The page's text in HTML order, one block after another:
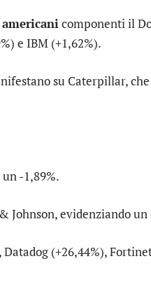
componenti il
e IBM (+1,62%).
su Caterpillar,
un -1,89%.
Johnson, evidenziando
,Datadog (+26,44%),